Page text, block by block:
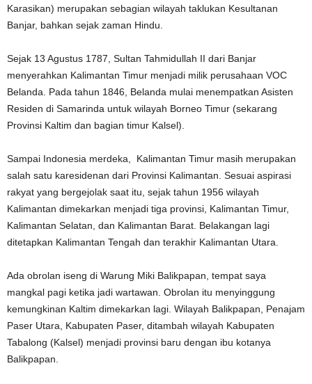
Karasikan) merupakan sebagian wilayah taklukan Kesultanan
Banjar, bahkan sejak zaman Hindu.
Sejak 13 Agustus 1787, Sultan Tahmidullah II dari Banjar
menyerahkan Kalimantan Timur menjadi milik perusahaan VOC
Belanda. Pada tahun 1846, Belanda mulai menempatkan Asisten
Residen di Samarinda untuk wilayah Borneo Timur (sekarang
Provinsi Kaltim dan bagian timur Kalsel).
Sampai Indonesia merdeka, Kalimantan Timur masih merupakan
salah satu karesidenan dari Provinsi Kalimantan. Sesuai aspirasi
rakyat yang bergejolak saat itu, sejak tahun 1956 wilayah
Kalimantan dimekarkan menjadi tiga provinsi, Kalimantan Timur,
Kalimantan Selatan, dan Kalimantan Barat. Belakangan lagi
ditetapkan Kalimantan Tengah dan terakhir Kalimantan Utara.
Ada obrolan iseng di Warung Miki Balikpapan, tempat saya
mangkal pagi ketika jadi wartawan. Obrolan itu menyinggung
kemungkinan Kaltim dimekarkan lagi. Wilayah Balikpapan, Penajam
Paser Utara, Kabupaten Paser, ditambah wilayah Kabupaten
Tabalong (Kalsel) menjadi provinsi baru dengan ibu kotanya
Balikpapan.